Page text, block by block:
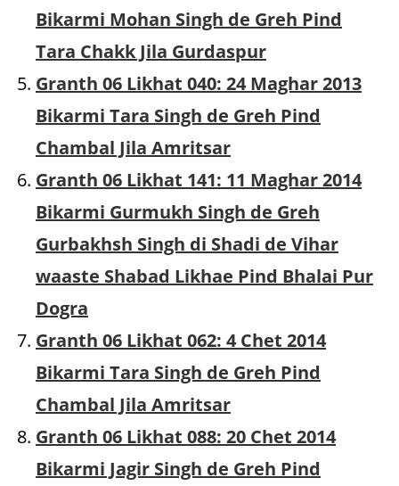
Bikarmi Mohan Singh de Greh Pind
Tara Chakk Jila Gurdaspur
Granth 06 Likhat 040: 24 Maghar 2013
Bikarmi Tara Singh de Greh Pind
Chambal Jila Amritsar
Granth 06 Likhat 141: 11 Maghar 2014
Bikarmi Gurmukh Singh de Greh
Gurbakhsh Singh di Shadi de Vihar
waaste Shabad Likhae Pind Bhalai Pur
Dogra
Granth 06 Likhat 062: 4 Chet 2014
Bikarmi Tara Singh de Greh Pind
Chambal Jila Amritsar
Granth 06 Likhat 088: 20 Chet 2014
Bikarmi Jagir Singh de Greh Pind